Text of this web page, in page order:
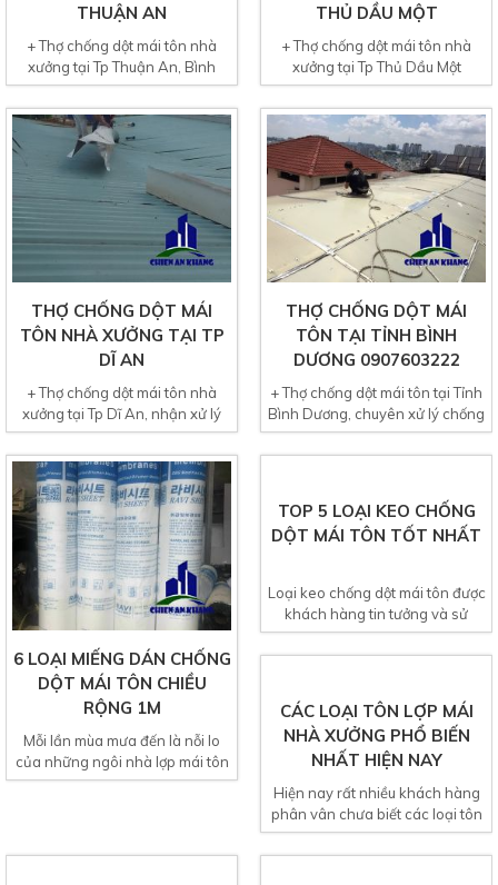
THUẬN AN
+ Thợ chống dột mái tôn nhà
xưởng tại Tp Thuận An, Bình
Dương, chuyên xử lý chống...
THỦ DẦU MỘT
+ Thợ chống dột mái tôn nhà
xưởng tại Tp Thủ Dầu Một
chuyên xử lý chống dột...
THỢ CHỐNG DỘT MÁI
TÔN NHÀ XƯỞNG TẠI TP
DĨ AN
+ Thợ chống dột mái tôn nhà
xưởng tại Tp Dĩ An, nhận xử lý
chống thấm dột mái...
THỢ CHỐNG DỘT MÁI
TÔN TẠI TỈNH BÌNH
DƯƠNG 0907603222
+ Thợ chống dột mái tôn tại Tỉnh
Bình Dương, chuyên xử lý chống
dột mái tôn...
6 LOẠI MIẾNG DÁN CHỐNG
DỘT MÁI TÔN CHIỀU
RỘNG 1M
Mỗi lần mùa mưa đến là nỗi lo
của những ngôi nhà lợp mái tôn
cũ lâu năm không...
TOP 5 LOẠI KEO CHỐNG
Loại keo chống dột mái tôn được
khách hàng tin tưởng và sử
dụng phổ biến nhất...
CÁC LOẠI TÔN LỢP MÁI
THỢ LÀM MÁI TÔN NHÀ